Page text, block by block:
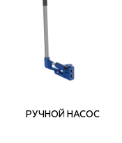
РУЧНОЙ НАСОС